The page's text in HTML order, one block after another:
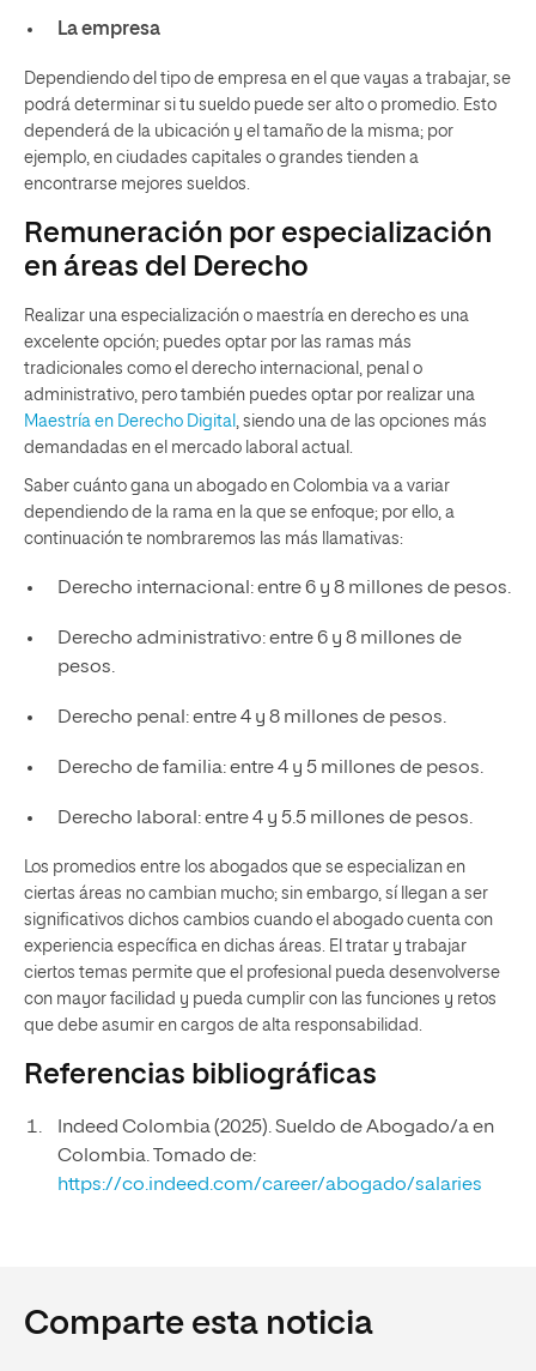
La empresa
Dependiendo del tipo de empresa en el que vayas a trabajar, se
podrá determinar si tu sueldo puede ser alto o promedio. Esto
dependerá de la ubicación y el tamaño de la misma; por
ejemplo, en ciudades capitales o grandes tienden a
encontrarse mejores sueldos.
Remuneración por especialización
en áreas del Derecho
Realizar una especialización o maestría en derecho es una
excelente opción; puedes optar por las ramas más
tradicionales como el derecho internacional, penal o
administrativo, pero también puedes optar por realizar una
Maestría en Derecho Digital , siendo una de las opciones más
demandadas en el mercado laboral actual.
Saber cuánto gana un abogado en Colombia va a variar
dependiendo de la rama en la que se enfoque; por ello, a
continuación te nombraremos las más llamativas:
Derecho internacional: entre 6 y 8 millones de pesos.
Derecho administrativo: entre 6 y 8 millones de
pesos.
Derecho penal: entre 4 y 8 millones de pesos.
Derecho de familia: entre 4 y 5 millones de pesos.
Derecho laboral: entre 4 y 5.5 millones de pesos.
Los promedios entre los abogados que se especializan en
ciertas áreas no cambian mucho; sin embargo, sí llegan a ser
significativos dichos cambios cuando el abogado cuenta con
experiencia específica en dichas áreas. El tratar y trabajar
ciertos temas permite que el profesional pueda desenvolverse
con mayor facilidad y pueda cumplir con las funciones y retos
que debe asumir en cargos de alta responsabilidad.
Referencias bibliográficas
Indeed Colombia (2025). Sueldo de Abogado/a en
Colombia. Tomado de:
https://co.indeed.com/career/abogado/salaries
Comparte esta noticia